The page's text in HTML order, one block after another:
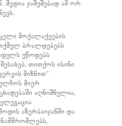
მედია ჯაშუშებად ამ ორ
მოქალაქეების
ბრალდებებს
უწოდებს
თითქოს ისინი
მიზნით“
მიერ
აღნიშნულია,
აზერბაიჯანში და